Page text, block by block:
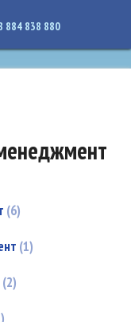
site-verification:
884 838 880
6
1
2